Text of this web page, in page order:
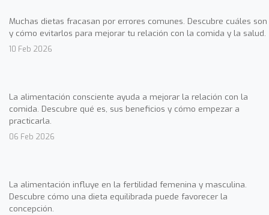
Muchas dietas fracasan por errores comunes. Descubre cuáles son
y cómo evitarlos para mejorar tu relación con la comida y la salud.
10 Feb 2026
La alimentación consciente ayuda a mejorar la relación con la
comida. Descubre qué es, sus beneficios y cómo empezar a
practicarla.
06 Feb 2026
La alimentación influye en la fertilidad femenina y masculina.
Descubre cómo una dieta equilibrada puede favorecer la
concepción.